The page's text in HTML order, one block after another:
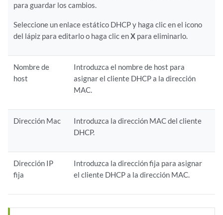
para guardar los cambios.
Seleccione un enlace estático DHCP y haga clic en el icono
del lápiz para editarlo o haga clic enX para eliminarlo.
Nombre de
host
Introduzca el nombre de host para
asignar el cliente DHCP a la dirección
MAC.
Dirección Mac
Introduzca la dirección MAC del cliente
DHCP.
Dirección IP
fija
Introduzca la dirección fija para asignar
el cliente DHCP a la dirección MAC.